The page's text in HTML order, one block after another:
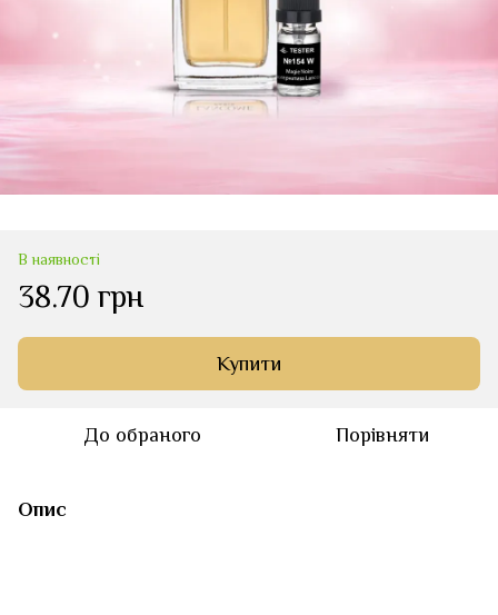
В наявності
38.70 грн
Купити
До обраного Порівняти
Опис